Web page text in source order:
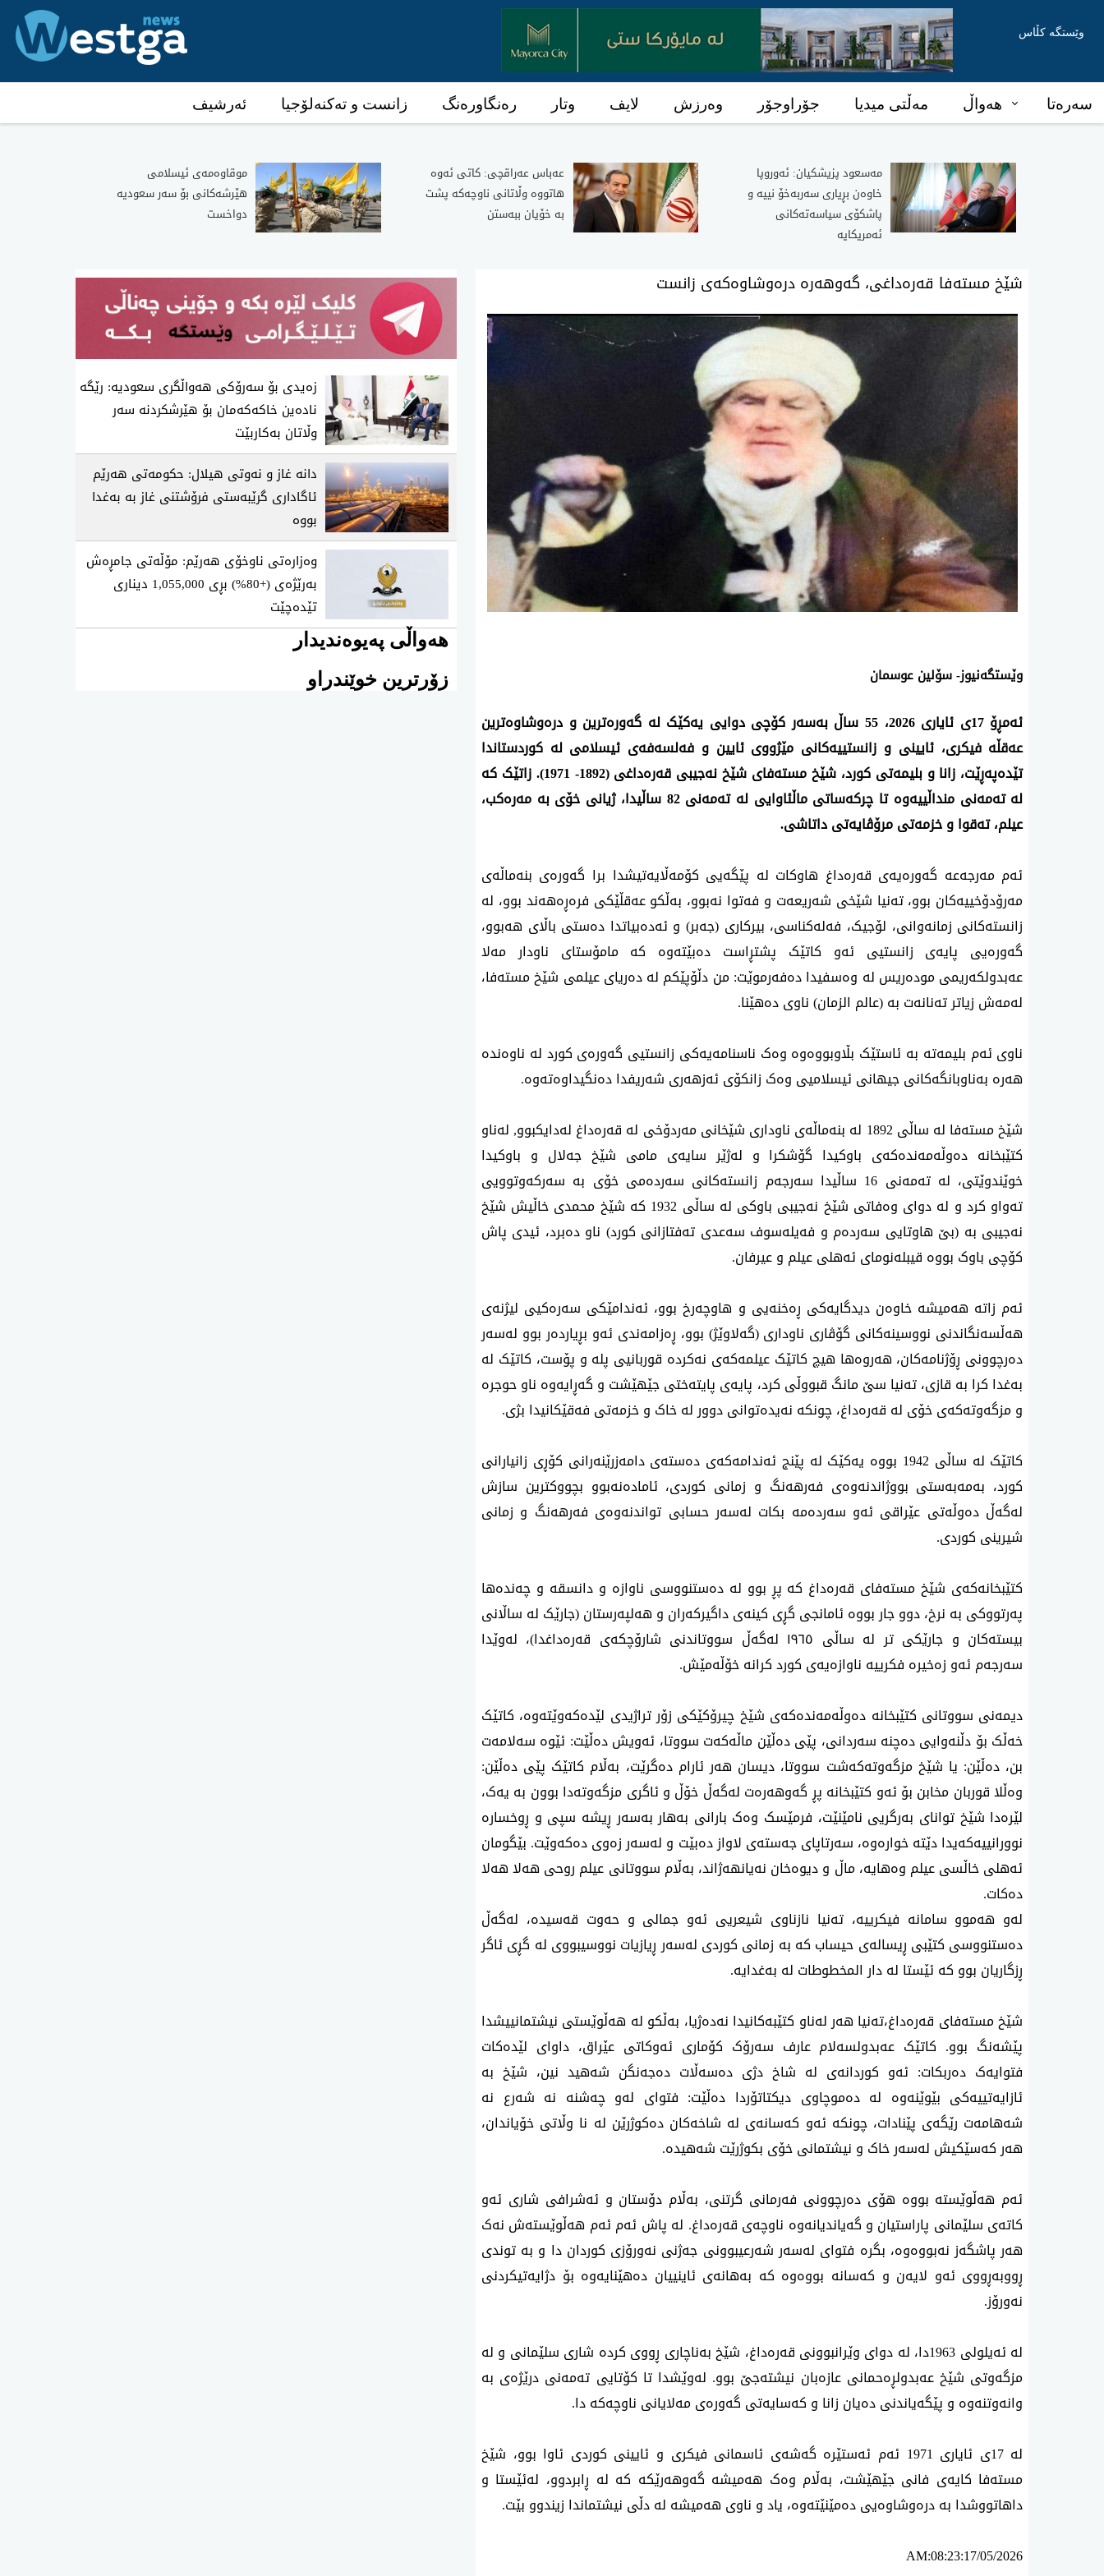
وێستگە کڵاس
سەرەتا هەواڵ مەڵتی میدیا جۆراوجۆر وەرزش لایف وتار رەنگاورەنگ زانست و تەکنەلۆجیا ئەرشیف
مەسعود پزیشکیان: ئەوروپا
خاوەن بڕیاری سەربەخۆ نییە و
پاشکۆی سیاسەتەکانی
ئەمریکایە
عەباس عەراقچی: کاتی ئەوە
هاتووە وڵاتانی ناوچەکە پشت
بە خۆیان ببەستن
موقاوەمەی ئیسلامی
هێرشەکانی بۆ سەر سعودیە
دواخست
شێخ مستەفا قەرەداغی، گەوهەرە درەوشاوەکەی زانست
وێستگەنیوز- سۆلین عوسمان
ئەمڕۆ 17ی ئایاری 2026، 55 ساڵ بەسەر کۆچی دوایی یەکێک لە گەورەترین و درەوشاوەترین
عەقڵە فیکری، ئایینی و زانستییەکانی مێژووی ئایین و فەلسەفەی ئیسلامی لە کوردستاندا
تێدەپەڕێت، زانا و بلیمەتی کورد، شێخ مستەفای شێخ نەجیبی قەرەداغی (1892- 1971). زاتێک کە
لە تەمەنی منداڵییەوە تا چرکەساتی ماڵئاوایی لە تەمەنی 82 ساڵیدا، ژیانی خۆی بە مەرەکب،
عیلم، تەقوا و خزمەتی مرۆڤایەتی داتاشی.
ئەم مەرجەعە گەورەیەی قەرەداغ هاوکات لە پێگەیی کۆمەڵایەتیشدا برا گەورەی بنەماڵەی
مەرۆدۆخییەکان بوو، تەنیا شێخی شەریعەت و فەتوا نەبوو، بەڵکو عەقڵێکی فرەڕەهەند بوو، لە
زانستەکانی زمانەوانی، لۆجیک، فەلەکناسی، بیرکاری (جەبر) و ئەدەبیاتدا دەستی باڵای هەبوو،
گەورەیی پایەی زانستیی ئەو کاتێک پشتڕاست دەبێتەوە کە مامۆستای ناودار مەلا
عەبدولکەریمی مودەریس لە وەسفیدا دەفەرموێت: من دڵۆپێکم لە دەریای عیلمی شێخ مستەفا،
لەمەش زیاتر تەنانەت بە (عالم الزمان) ناوی دەهێنا.
ناوی ئەم بلیمەتە بە ئاستێک بڵاوبووەوە وەک ناسنامەیەکی زانستیی گەورەی کورد لە ناوەندە
هەرە بەناوبانگەکانی جیهانی ئیسلامیی وەک زانکۆی ئەزهەری شەریفدا دەنگیداوەتەوە.
شێخ مستەفا لە ساڵی 1892 لە بنەماڵەی ناوداری شێخانی مەردۆخی لە قەرەداغ لەدایکبوو, لەناو
کتێبخانە دەوڵەمەندەکەی باوکیدا گۆشکرا و لەژێر سایەی مامی شێخ جەلال و باوکیدا
خوێندوێتی، لە تەمەنی 16 ساڵیدا سەرجەم زانستەکانی سەردەمی خۆی بە سەرکەوتوویی
تەواو کرد و لە دوای وەفاتی شێخ نەجیبی باوکی لە ساڵی 1932 کە شێخ محمدی خاڵیش شێخ
نەجیبی بە (بێ هاوتایی سەردەم و فەیلەسوف سەعدی تەفتازانی کورد) ناو دەبرد، ئیدی پاش
کۆچی باوک بووە قیبلەنومای ئەهلی عیلم و عیرفان.
ئەم زاتە هەمیشە خاوەن دیدگایەکی ڕەخنەیی و هاوچەرخ بوو، ئەندامێکی سەرەکیی لیژنەی
هەڵسەنگاندنی نووسینەکانی گۆڤاری ناوداری (گەلاوێژ) بوو، ڕەزامەندی ئەو بڕیاردەر بوو لەسەر
دەرچوونی ڕۆژنامەکان، هەروەها هیچ کاتێک عیلمەکەی نەکردە قوربانیی پلە و پۆست، کاتێک لە
بەغدا کرا بە قازی، تەنیا سێ مانگ قبووڵی کرد، پایەی پایتەختی جێهێشت و گەڕایەوە ناو حوجرە
و مزگەوتەکەی خۆی لە قەرەداغ، چونکە نەیدەتوانی دوور لە خاک و خزمەتی فەقێکانیدا بژی.
کاتێک لە ساڵی 1942 بووە یەکێک لە پێنج ئەندامەکەی دەستەی دامەزرێنەرانی کۆڕی زانیارانی
کورد، بەمەبەستی بووژاندنەوەی فەرهەنگ و زمانی کوردی، ئامادەنەبوو بچووکترین سازش
لەگەڵ دەوڵەتی عێراقی ئەو سەردەمە بکات لەسەر حسابی تواندنەوەی فەرهەنگ و زمانی
شیرینی کوردی.
کتێبخانەکەی شێخ مستەفای قەرەداغ کە پڕ بوو لە دەستنووسی ناوازە و دانسقە و چەندەها
پەرتووکی بە نرخ، دوو جار بووە ئامانجی گڕی کینەی داگیرکەران و هەلپەرستان (جارێک لە ساڵانی
بیستەکان و جارێکی تر لە ساڵی ١٩٦٥ لەگەڵ سووتاندنی شارۆچکەی قەرەداغدا)، لەوێدا
سەرجەم ئەو زەخیرە فکرییە ناوازەیەی کورد کرانە خۆڵەمێش.
دیمەنی سووتانی کتێبخانە دەوڵەمەندەکەی شێخ چیرۆکێکی زۆر تراژیدی لێدەکەوێتەوە، کاتێک
خەڵک بۆ دڵنەوایی دەچنە سەردانی، پێی دەڵێن ماڵەکەت سووتا، ئەویش دەڵێت: ئێوە سەلامەت
بن، دەڵێن: یا شێخ مزگەوتەکەشت سووتا، دیسان هەر ئارام دەگرێت، بەڵام کاتێک پێی دەڵێن:
وەڵلا قوربان مخابن بۆ ئەو کتێبخانە پڕ گەوهەرەت لەگەڵ خۆڵ و ئاگری مزگەوتەدا بوون بە یەک،
لێرەدا شێخ توانای بەرگریی نامێنێت، فرمێسک وەک بارانی بەهار بەسەر ڕیشە سپی و ڕوخسارە
نوورانییەکەیدا دێتە خوارەوە، سەرتاپای جەستەی لاواز دەبێت و لەسەر زەوی دەکەوێت. بێگومان
ئەهلی خاڵسی عیلم وەهایە، ماڵ و دیوەخان نەیانهەژاند، بەڵام سووتانی عیلم روحی هەلا هەلا
دەکات.
لەو هەموو سامانە فیکرییە، تەنیا نازناوی شیعریی ئەو جمالی و حەوت قەسیدە، لەگەڵ
دەستنووسی کتێبی ڕیسالەی حیساب کە بە زمانی کوردی لەسەر ڕیازیات نووسیبووی لە گڕی ئاگر
ڕزگاریان بوو کە ئێستا لە دار المخطوطات لە بەغدایە.
شێخ مستەفای قەرەداغ،تەنیا هەر لەناو کتێبەکانیدا نەدەژیا، بەڵکو لە هەڵوێستی نیشتمانییشدا
پێشەنگ بوو. کاتێک عەبدولسەلام عارف سەرۆک کۆماری ئەوکاتی عێراق، داوای لێدەکات
فتوایەک دەربکات: ئەو کوردانەی لە شاخ دژی دەسەڵات دەجەنگن شەهید نین، شێخ بە
ئازایەتییەکی بێوێنەوە لە دەموچاوی دیکتاتۆردا دەڵێت: فتوای لەو چەشنە نە شەرع نە
شەهامەت رێگەی پێنادات، چونکە ئەو کەسانەی لە شاخەکان دەکوژرێن لە نا وڵاتی خۆیاندان،
هەر کەسێکیش لەسەر خاک و نیشتمانی خۆی بکوژرێت شەهیدە.
ئەم هەڵوێستە بووە هۆی دەرچوونی فەرمانی گرتنی، بەڵام دۆستان و ئەشرافی شاری ئەو
کاتەی سلێمانی پاراستیان و گەیاندیانەوە ناوچەی قەرەداغ. لە پاش ئەم ئەم هەڵوێستەش نەک
هەر پاشگەز نەبووەوە، بگرە فتوای لەسەر شەرعیبوونی جەژنی نەورۆزی کوردان دا و بە توندی
ڕووبەڕووی ئەو لایەن و کەسانە بووەوە کە بەهانەی ئاینییان دەهێنایەوە بۆ دژایەتیکردنی
نەورۆز.
لە ئەیلولی 1963دا، لە دوای وێرانبوونی قەرەداغ، شێخ بەناچاری ڕووی کردە شاری سلێمانی و لە
مزگەوتی شێخ عەبدولڕەحمانی عازەبان نیشتەجێ بوو. لەوێشدا تا کۆتایی تەمەنی درێژەی بە
وانەوتنەوە و پێگەیاندنی دەیان زانا و کەسایەتی گەورەی مەلایانی ناوچەکە دا.
لە 17ی ئایاری 1971 ئەم ئەستێرە گەشەی ئاسمانی فیکری و ئایینی کوردی ئاوا بوو، شێخ
مستەفا کایەی فانی جێهێشت، بەڵام وەک هەمیشە گەوهەرێکە کە لە ڕابردوو، لەئێستا و
داهاتووشدا بە درەوشاوەیی دەمێنێتەوە، یاد و ناوی هەمیشە لە دڵی نیشتماندا زیندوو بێت.
AM:08:23:17/05/2026
زەیدی بۆ سەرۆکی هەواڵگری سعودیە: رێگە
نادەین خاکەکەمان بۆ هێرشکردنە سەر
وڵاتان بەکاربێت
دانە غاز و نەوتی هیلال: حکومەتی هەرێم
ئاگاداری گرێبەستی فرۆشتنی غاز بە بەغدا
بووە
وەزارەتی ناوخۆی هەرێم: مۆڵەتی جامڕەش
بەرێژەی (+80%) بڕی 1,055,000 دیناری
تێدەچێت
هەواڵی پەیوەندیدار
زۆرترین خوێندراو